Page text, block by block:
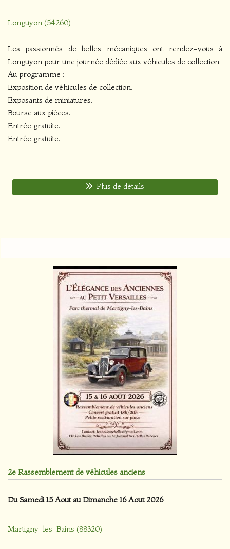
Longuyon (54260)
Les passionnés de belles mécaniques ont rendez-vous à
Longuyon pour une journée dédiée aux véhicules de collection.
Au programme :
Exposition de véhicules de collection.
Exposants de miniatures.
Bourse aux pièces.
Entrée gratuite.
Entrée gratuite.
Plus de détails
2e Rassemblement de véhicules anciens
Du Samedi 15 Aout au Dimanche 16 Aout 2026
Martigny-les-Bains (88320)